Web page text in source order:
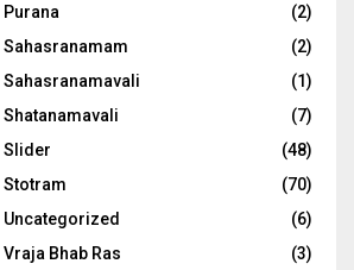
Purana
(2)
Sahasranamam
(2)
Sahasranamavali
(1)
Shatanamavali
(7)
Slider
(48)
Stotram
(70)
Uncategorized
(6)
Vraja Bhab Ras
(3)